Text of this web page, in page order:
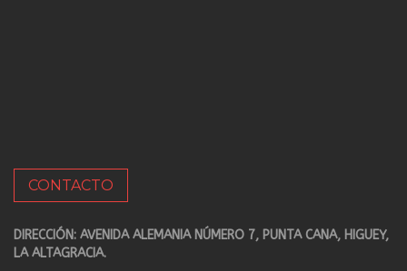
CONTACTO
DIRECCIÓN: AVENIDA ALEMANIA NÚMERO 7, PUNTA CANA, HIGUEY,
LA ALTAGRACIA.